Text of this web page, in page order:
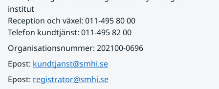
institut
Reception och växel: 011-495 80 00
Telefon kundtjänst: 011-495 82 00
Organisationsnummer: 202100-0696
Epost: kundtjanst@smhi.se
Epost: registrator@smhi.se